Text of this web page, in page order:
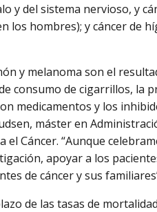
y del sistema nervioso, y
los hombres); y cáncer de
y melanoma son el
consumo de cigarrillos, la
medicamentos y los
máster en
Cáncer. “Aunque
apoyar a los
de cáncer y sus
de las tasas de